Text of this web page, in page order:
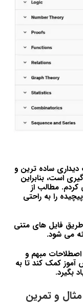
ساده ترین و
است، بنابراین
کردم. مطالب از
را به راحتی
فایل های متنی
می شود.
اصطلاحات مبهم و
کمک کند تا به
بگیرد.
و تمرین